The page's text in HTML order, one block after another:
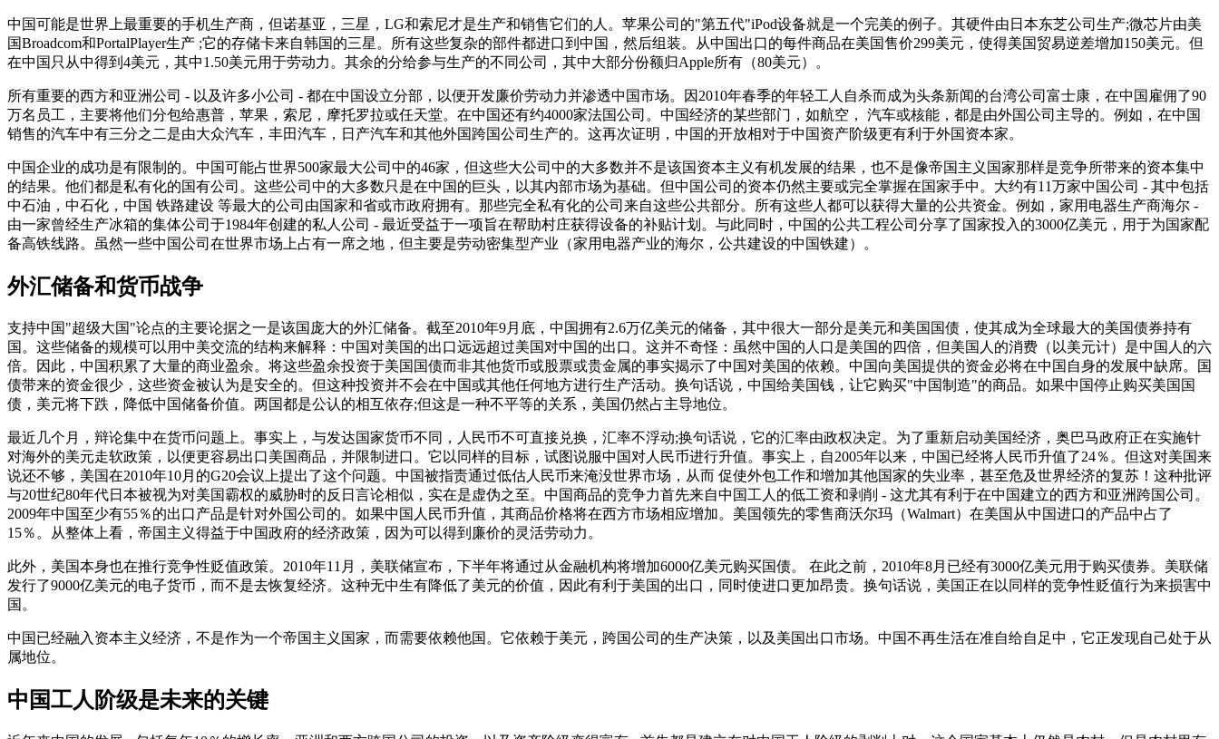
中国可能是世界上最重要的手机生产商，但诺基亚，三星，LG和索尼才是生产和销售它们的人。苹果公司的"第五代"iPod设备就是一个完美的例子。其硬件由日本东芝公司生产;微芯片由美
国Broadcom和PortalPlayer生产 ;它的存储卡来自韩国的三星。所有这些复杂的部件都进口到中国，然后组装。从中国出口的每件商品在美国售价299美元，使得美国贸易逆差增加150美元。但
在中国只从中得到4美元，其中1.50美元用于劳动力。其余的分给参与生产的不同公司，其中大部分份额归Apple所有（80美元）。
所有重要的西方和亚洲公司 - 以及许多小公司 - 都在中国设立分部，以便开发廉价劳动力并渗透中国市场。因2010年春季的年轻工人自杀而成为头条新闻的台湾公司富士康，在中国雇佣了90
万名员工，主要将他们分包给惠普，苹果，索尼，摩托罗拉或任天堂。在中国还有约4000家法国公司。中国经济的某些部门，如航空， 汽车或核能，都是由外国公司主导的。例如，在中国
销售的汽车中有三分之二是由大众汽车，丰田汽车，日产汽车和其他外国跨国公司生产的。这再次证明，中国的开放相对于中国资产阶级更有利于外国资本家。
中国企业的成功是有限制的。中国可能占世界500家最大公司中的46家，但这些大公司中的大多数并不是该国资本主义有机发展的结果，也不是像帝国主义国家那样是竞争所带来的资本集中
的结果。他们都是私有化的国有公司。这些公司中的大多数只是在中国的巨头，以其内部市场为基础。但中国公司的资本仍然主要或完全掌握在国家手中。大约有11万家中国公司 - 其中包括
中石油，中石化，中国 铁路建设 等最大的公司由国家和省或市政府拥有。那些完全私有化的公司来自这些公共部分。所有这些人都可以获得大量的公共资金。例如，家用电器生产商海尔 -
由一家曾经生产冰箱的集体公司于1984年创建的私人公司 - 最近受益于一项旨在帮助村庄获得设备的补贴计划。与此同时，中国的公共工程公司分享了国家投入的3000亿美元，用于为国家配
备高铁线路。虽然一些中国公司在世界市场上占有一席之地，但主要是劳动密集型产业（家用电器产业的海尔，公共建设的中国铁建）。
外汇储备和货币战争
支持中国"超级大国"论点的主要论据之一是该国庞大的外汇储备。截至2010年9月底，中国拥有2.6万亿美元的储备，其中很大一部分是美元和美国国债，使其成为全球最大的美国债券持有
国。这些储备的规模可以用中美交流的结构来解释：中国对美国的出口远远超过美国对中国的出口。这并不奇怪：虽然中国的人口是美国的四倍，但美国人的消费（以美元计）是中国人的六
倍。因此，中国积累了大量的商业盈余。将这些盈余投资于美国国债而非其他货币或股票或贵金属的事实揭示了中国对美国的依赖。中国向美国提供的资金必将在中国自身的发展中缺席。国
债带来的资金很少，这些资金被认为是安全的。但这种投资并不会在中国或其他任何地方进行生产活动。换句话说，中国给美国钱，让它购买"中国制造"的商品。如果中国停止购买美国国
债，美元将下跌，降低中国储备价值。两国都是公认的相互依存;但这是一种不平等的关系，美国仍然占主导地位。
最近几个月，辩论集中在货币问题上。事实上，与发达国家货币不同，人民币不可直接兑换，汇率不浮动;换句话说，它的汇率由政权决定。为了重新启动美国经济，奥巴马政府正在实施针
对海外的美元走软政策，以便更容易出口美国商品，并限制进口。它以同样的目标，试图说服中国对人民币进行升值。事实上，自2005年以来，中国已经将人民币升值了24％。但这对美国来
说还不够，美国在2010年10月的G20会议上提出了这个问题。中国被指责通过低估人民币来淹没世界市场，从而 促使外包工作和增加其他国家的失业率，甚至危及世界经济的复苏！这种批评
与20世纪80年代日本被视为对美国霸权的威胁时的反日言论相似，实在是虚伪之至。中国商品的竞争力首先来自中国工人的低工资和剥削 - 这尤其有利于在中国建立的西方和亚洲跨国公司。
2009年中国至少有55％的出口产品是针对外国公司的。如果中国人民币升值，其商品价格将在西方市场相应增加。美国领先的零售商沃尔玛（Walmart）在美国从中国进口的产品中占了
15％。从整体上看，帝国主义得益于中国政府的经济政策，因为可以得到廉价的灵活劳动力。
此外，美国本身也在推行竞争性贬值政策。2010年11月，美联储宣布，下半年将通过从金融机构将增加6000亿美元购买国债。 在此之前，2010年8月已经有3000亿美元用于购买债券。美联储
发行了9000亿美元的电子货币，而不是去恢复经济。这种无中生有降低了美元的价值，因此有利于美国的出口，同时使进口更加昂贵。换句话说，美国正在以同样的竞争性贬值行为来损害中
国。
中国已经融入资本主义经济，不是作为一个帝国主义国家，而需要依赖他国。它依赖于美元，跨国公司的生产决策，以及美国出口市场。中国不再生活在准自给自足中，它正发现自己处于从
属地位。
中国工人阶级是未来的关键